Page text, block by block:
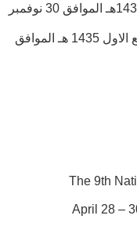
أخر موعد لتسليم الملخصات: 27 محرم 1435هـ الموافق 30 نوفمبر
أخر موعد لتسليم الأوراق الكاملة : 30 ربيع الاول 1435 هـ الموافق
The 9th
April 28 –